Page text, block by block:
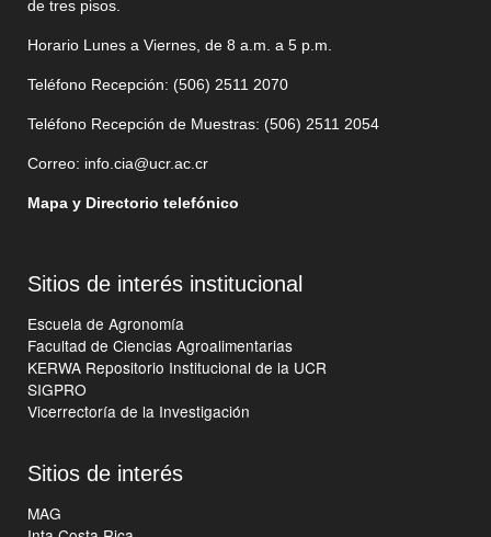
de tres pisos.
Horario Lunes a Viernes, de 8 a.m. a 5 p.m.
Teléfono Recepción: (506) 2511 2070
Teléfono Recepción de Muestras: (506) 2511 2054
Correo: info.cia@ucr.ac.cr
Mapa y Directorio telefónico
Sitios de interés institucional
Escuela de Agronomía
Facultad de Ciencias Agroalimentarias
KERWA Repositorio Institucional de la UCR
SIGPRO
Vicerrectoría de la Investigación
Sitios de interés
MAG